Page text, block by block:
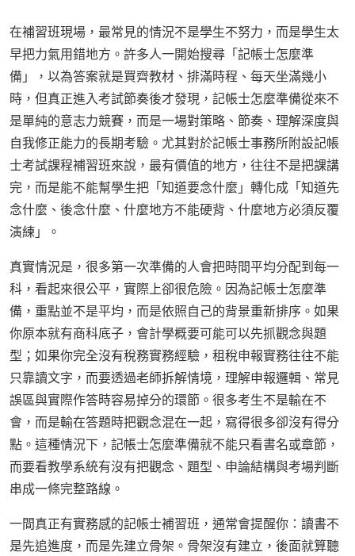
在補習班現場，最常見的情況不是學生不努力，而是學生太
早把力氣用錯地方。許多人一開始搜尋「記帳士怎麼準
備」，以為答案就是買齊教材、排滿時程、每天坐滿幾小
時，但真正進入考試節奏後才發現，記帳士怎麼準備從來不
是單純的意志力競賽，而是一場對策略、節奏、理解深度與
自我修正能力的長期考驗。尤其對於記帳士事務所附設記帳
士考試課程補習班來說，最有價值的地方，往往不是把課講
完，而是能不能幫學生把「知道要念什麼」轉化成「知道先
念什麼、後念什麼、什麼地方不能硬背、什麼地方必須反覆
演練」。
真實情況是，很多第一次準備的人會把時間平均分配到每一
科，看起來很公平，實際上卻很危險。因為記帳士怎麼準
備，重點並不是平均，而是依照自己的背景重新排序。如果
你原本就有商科底子，會計學概要可能可以先抓觀念與題
型；如果你完全沒有稅務實務經驗，租稅申報實務往往不能
只靠讀文字，而要透過老師拆解情境，理解申報邏輯、常見
誤區與實際作答時容易掉分的環節。很多考生不是輸在不
會，而是輸在答題時把觀念混在一起，寫得很多卻沒有得分
點。這種情況下，記帳士怎麼準備就不能只看書名或章節，
而要看教學系統有沒有把觀念、題型、申論結構與考場判斷
串成一條完整路線。
一間真正有實務感的記帳士補習班，通常會提醒你：讀書不
是先追進度，而是先建立骨架。骨架沒有建立，後面就算聽